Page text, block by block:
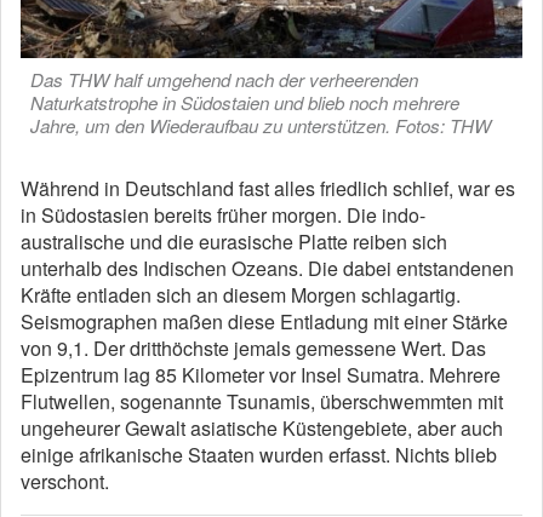
Das THW half umgehend nach der verheerenden
Naturkatstrophe in Südostaien und blieb noch mehrere
Jahre, um den Wiederaufbau zu unterstützen. Fotos: THW
Während in Deutschland fast alles friedlich schlief, war es
in Südostasien bereits früher morgen. Die indo-
australische und die eurasische Platte reiben sich
unterhalb des Indischen Ozeans. Die dabei entstandenen
Kräfte entladen sich an diesem Morgen schlagartig.
Seismographen maßen diese Entladung mit einer Stärke
von 9,1. Der dritthöchste jemals gemessene Wert. Das
Epizentrum lag 85 Kilometer vor Insel Sumatra. Mehrere
Flutwellen, sogenannte Tsunamis, überschwemmten mit
ungeheurer Gewalt asiatische Küstengebiete, aber auch
einige afrikanische Staaten wurden erfasst. Nichts blieb
verschont.